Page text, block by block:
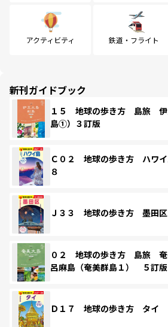
アクティビティ 鉄道・フライト
新刊ガイドブック
１５ 地球の歩き方 島旅 伊
島①）３訂版
Ｃ０２ 地球の歩き方 ハワ
８
Ｊ３３ 地球の歩き方 墨田区
０２ 地球の歩き方 島旅
呂麻島（奄美群島１） ５訂版
Ｄ１７ 地球の歩き方 タイ